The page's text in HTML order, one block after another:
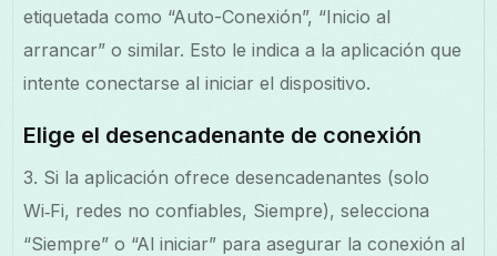
etiquetada como “Auto-Conexión”, “Inicio al
arrancar” o similar. Esto le indica a la aplicación que
intente conectarse al iniciar el dispositivo.
Elige el desencadenante de conexión
3. Si la aplicación ofrece desencadenantes (solo
Wi‑Fi, redes no confiables, Siempre), selecciona
“Siempre” o “Al iniciar” para asegurar la conexión al